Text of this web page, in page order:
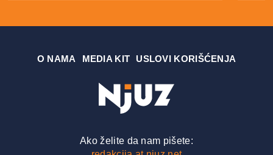
О NAMA MEDIA KIT USLOVI KORIŠĆENJA
Ako želite da nam pišete: